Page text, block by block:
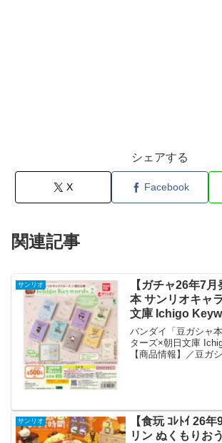
シェアする
X Facebook
関連記事
サンリオ
【ガチャ26年7
本 サンリオキャ
文庫 Ichigo
ダイ】
バンダイ「豆ガシャ
ターズ×朝日文庫
【商品情報】／豆ガ
サンリオ
【食玩 ｺﾚﾄｲ 26
リン ぬくもりお